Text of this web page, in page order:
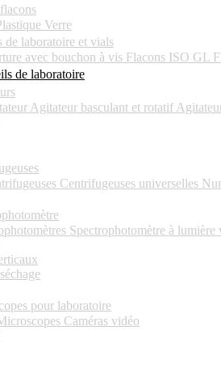
Verre
de laboratoire et vials
avec bouchon à vis Flacons ISO GL
de laboratoire
Agitateur basculant et rotatif
Centrifugeuses universelles
Spectrophotomètre à lumière
pour laboratoire
Caméras vidéo